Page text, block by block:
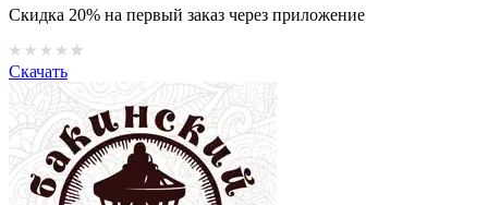
Скидка 20% на первый заказ через приложение
Скачать